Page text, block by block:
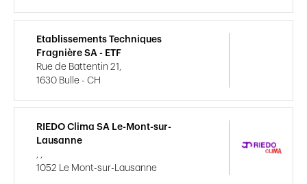
Etablissements Techniques
Fragnière SA - ETF
Rue de Battentin 21,
1630 Bulle - CH
RIEDO Clima SA Le-Mont-sur-
Lausanne
1052 Le Mont-sur-Lausanne